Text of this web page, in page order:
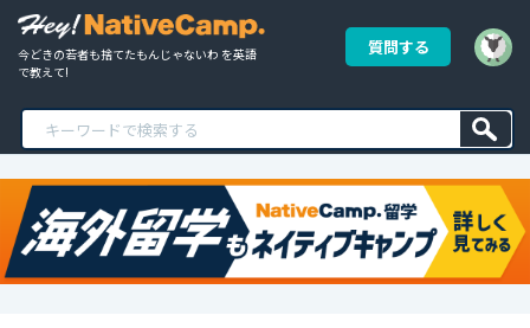
今どきの若者も捨てたもんじゃないわ を英語
で教えて!
質問する